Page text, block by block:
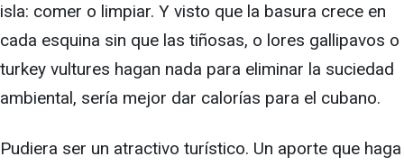
isla: comer o limpiar. Y visto que la basura crece en
cada esquina sin que las tiñosas, o lores gallipavos o
turkey vultures hagan nada para eliminar la suciedad
ambiental, sería mejor dar calorías para el cubano.
Pudiera ser un atractivo turístico. Un aporte que haga